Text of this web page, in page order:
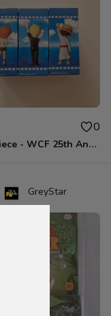
0
One Piece - WCF 25th Anniversary - Lot 3 figurines - Luffy / Nami / Sanji - Bandai Banpresto
GreyStar